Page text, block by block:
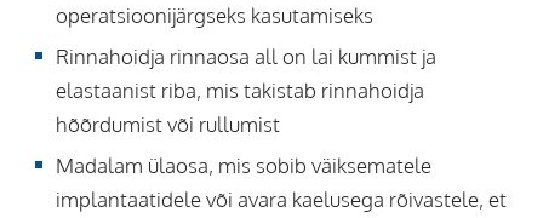
operatsioonijärgseks kasutamiseks
Rinnahoidja rinnaosa all on lai kummist ja
elastaanist riba, mis takistab rinnahoidja
hõõrdumist või rullumist
Madalam ülaosa, mis sobib väiksematele
implantaatidele või avara kaelusega rõivastele, et